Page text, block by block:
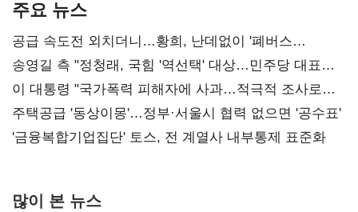
주요 뉴스
공급 속도전 외치더니…황희, 난데없이 '폐버스
리모델링' 제안
송영길 측 "정청래, 국힘 '역선택' 대상…민주당 대표로
총선 지휘 못해"
이 대통령 "국가폭력 피해자에 사과…적극적 조사로
진실 밝혀야"
주택공급 '동상이몽'…정부·서울시 협력 없으면 '공수표'
'금융복합기업집단' 토스, 전 계열사 내부통제 표준화
많이 본 뉴스